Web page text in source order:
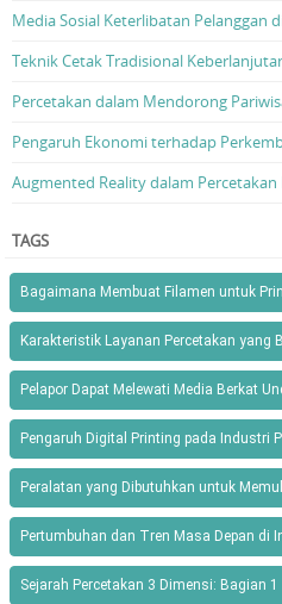
Media Sosial Keterlibatan Pelanggan
Teknik Cetak Tradisional
Percetakan dalam Mendorong
Pengaruh Ekonomi terhadap
Augmented Reality dalam
TAGS
Bagaimana Membuat Filamen untuk
Karakteristik Layanan Percetakan yang
Pelapor Dapat Melewati Media Berkat
Pengaruh Digital Printing pada Industri
Peralatan yang Dibutuhkan untuk
Pertumbuhan dan Tren Masa Depan di
Sejarah Percetakan 3 Dimensi: Bagian 1